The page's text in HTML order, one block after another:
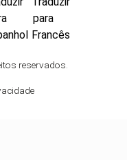
reservados.
sua
com nossos